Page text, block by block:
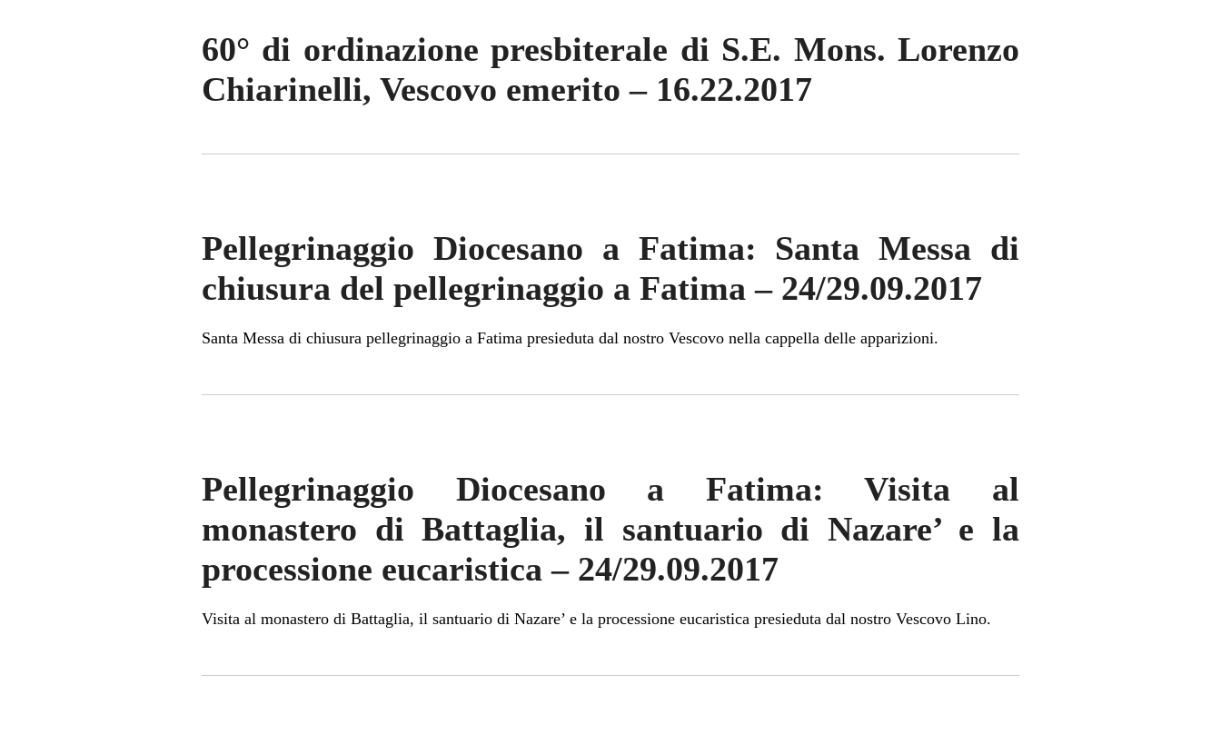
60° di ordinazione presbiterale di S.E. Mons. Lorenzo
Chiarinelli, Vescovo emerito – 16.22.2017
Pellegrinaggio Diocesano a Fatima: Santa Messa di
chiusura del pellegrinaggio a Fatima – 24/29.09.2017
Santa Messa di chiusura pellegrinaggio a Fatima presieduta dal nostro Vescovo nella cappella delle apparizioni.
Pellegrinaggio Diocesano a Fatima: Visita al
monastero di Battaglia, il santuario di Nazare’ e la
processione eucaristica – 24/29.09.2017
Visita al monastero di Battaglia, il santuario di Nazare’ e la processione eucaristica presieduta dal nostro Vescovo Lino.